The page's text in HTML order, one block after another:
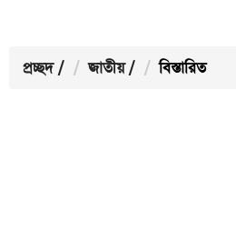
প্রচ্ছদ / জাতীয় / বিস্তারিত